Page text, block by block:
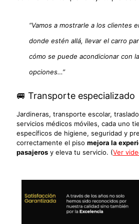
“Vamos a mostrarle a los clientes
donde estén allá, llevar el carro
cómo se puede acondicionar con
opciones…”
🚐 Transporte especializado
Jardineras, transporte escolar,
servicios médicos móviles, cada uno
específicos de higiene, seguridad y
correctamente el piso mejora la
pasajeros y eleva tu servicio. (Ver